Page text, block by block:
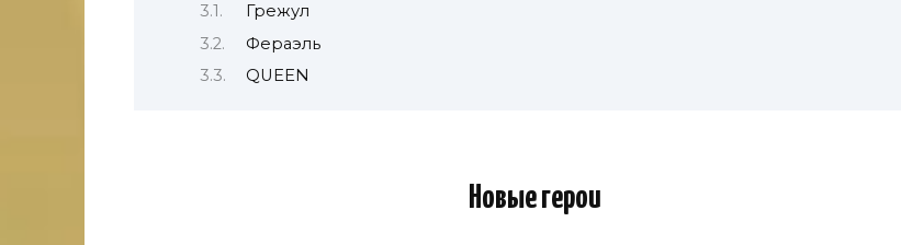
Грежул
Фераэль
QUEEN
Новые герои